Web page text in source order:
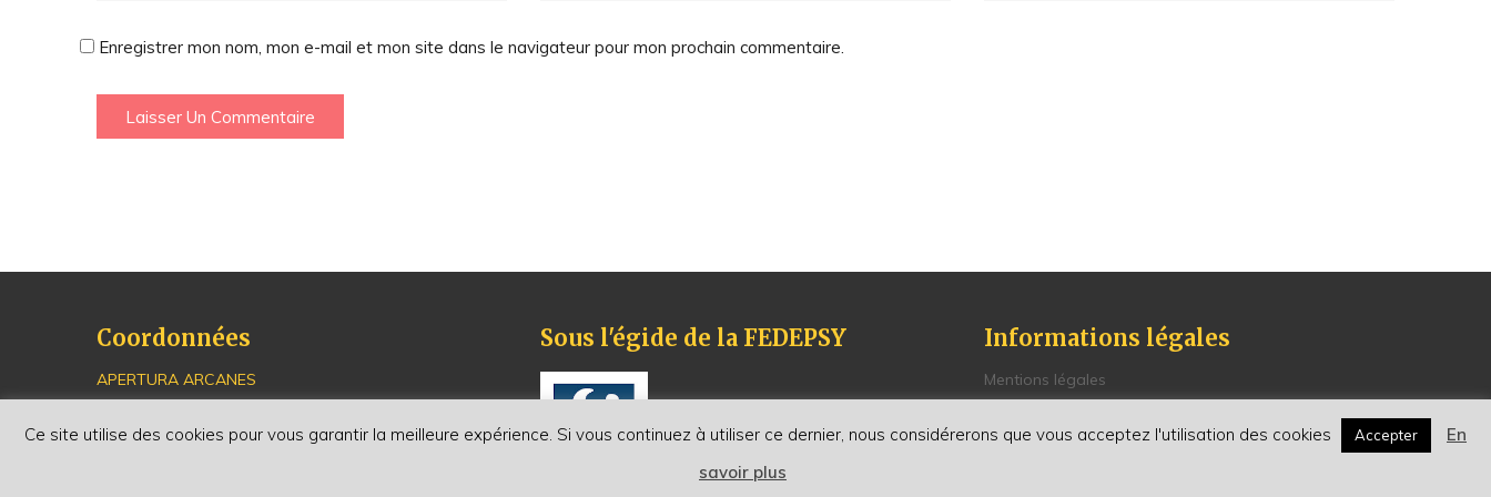
Enregistrer mon nom, mon e-mail et mon site dans le navigateur pour mon prochain commentaire.
Coordonnées
APERTURA ARCANES
16, avenue de la Paix - Simone Veil
67000 Strasbourg
Sous l'égide de la FEDEPSY Informations légales
Mentions légales
Politique de Confidentialité
Conditions générales de vente
Ce site utilise des cookies pour vous garantir la meilleure expérience. Si vous continuez à utiliser ce dernier, nous considérerons que vous acceptez l'utilisation des cookies Accepter
En
savoir plus